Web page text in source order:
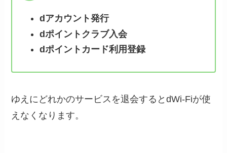
dアカウント発行
dポイントクラブ入会
dポイントカード利用登録
ゆえにどれかのサービスを退会するとdWi-Fiが使
えなくなります。